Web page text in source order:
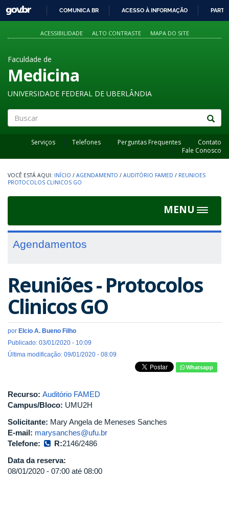
PARA
O
GOVBR
COMUNICA BR ACESSO À INFORMAÇÃO
ACESSIBILIDADE ALTO CONTRASTE MAPA DO SITE
Faculdade de
Medicina
UNIVERSIDADE FEDERAL DE UBERLÂNDIA
Serviços Telefones Perguntas Frequentes
Contato
Fale Conosco
INÍCIO / AGENDAMENTO / AUDITÓRIO FAMED / REUNIOES
PROTOCOLOS CLINICOS GO
MENU
Toggle
Agendamentos
Reuniões - Protocolos
Clinicos GO
por Elcio A. Bueno Filho
Publicado: 03/01/2020 - 10:09
Última modificação: 09/01/2020 - 08:09
Whatsapp
Recurso: Auditório FAMED
Campus/Bloco: UMU2H
Solicitante: Mary Angela de Meneses Sanches
E-mail: marysanches@ufu.br
Telefone:
R:2146/2486
Data da reserva:
08/01/2020 - 07:00 até 08:00